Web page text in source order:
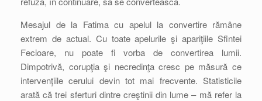
Mesajul de la Fatima cu apelul la convertire rămâne
extrem de actual. Cu toate apelurile şi apariţiile Sfintei
Fecioare, nu poate fi vorba de convertirea lumii.
Dimpotrivă, corupţia şi necredinţa cresc pe măsură ce
intervenţiile cerului devin tot mai frecvente. Statisticile
arată că trei sferturi dintre creştinii din lume – mă refer la